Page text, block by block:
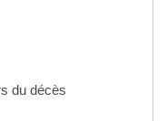
du décès